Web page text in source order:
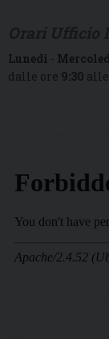
Lunedì -
dalle ore 9:30